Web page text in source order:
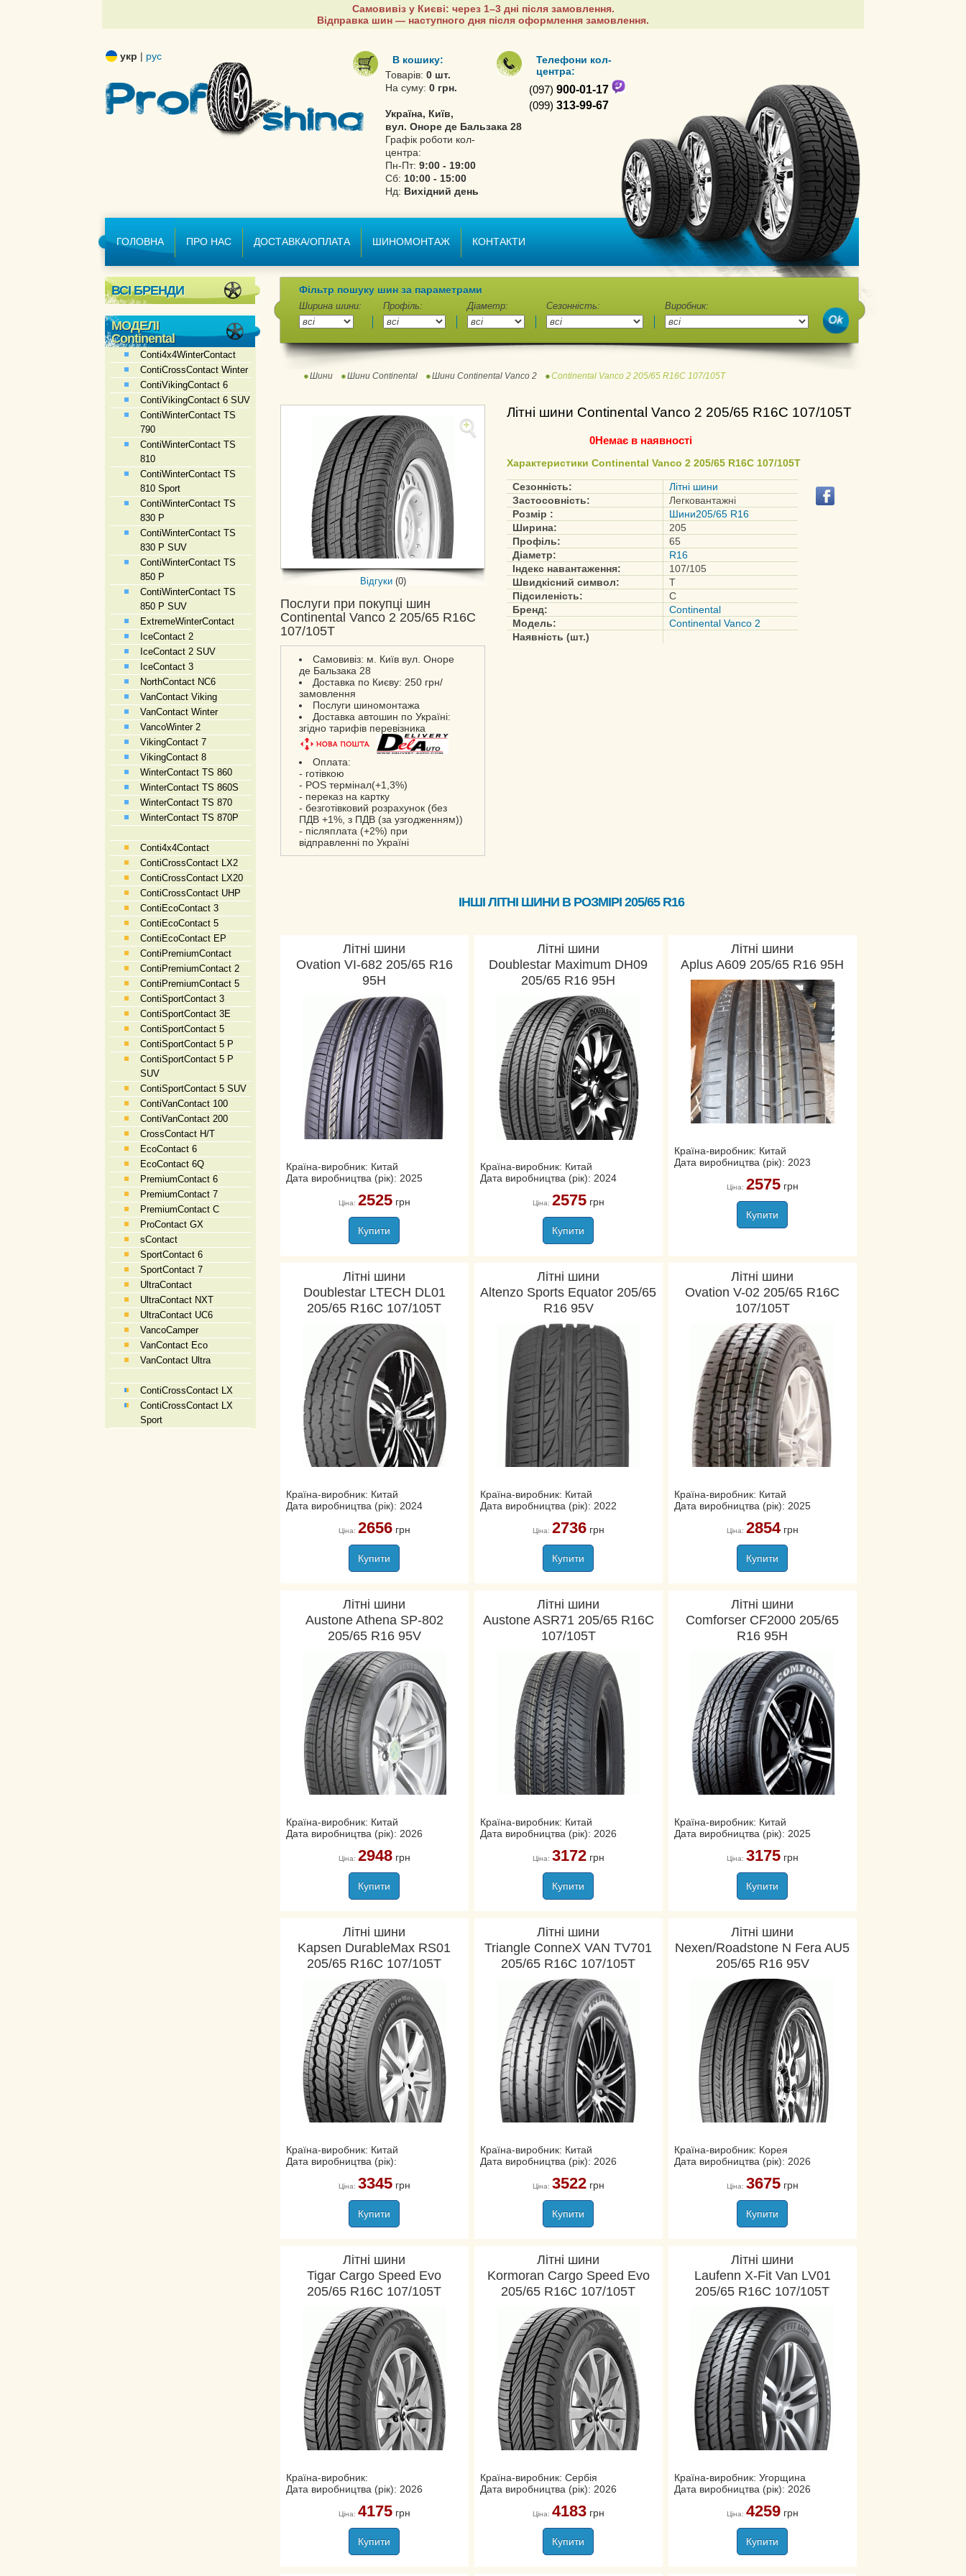
Самовивіз у Києві: через 1–3 дні після замовлення.
Відправка шин — наступного дня після оформлення замовлення.
укр | рус
В кошику:
Товарів: 0 шт.
На суму: 0 грн.
Україна, Київ,
вул. Оноре де Бальзака 28
Графік роботи кол-
центра:
Пн-Пт: 9:00 - 19:00
Сб: 10:00 - 15:00
Нд: Вихідний день
Телефони кол-
центра:
(097) 900-01-17
(099) 313-99-67
ГОЛОВНА ПРО НАС ДОСТАВКА/ОПЛАТА ШИНОМОНТАЖ КОНТАКТИ
ВСІ БРЕНДИ
МОДЕЛІ
Continental
Conti4x4WinterContact
ContiCrossContact Winter
ContiVikingContact 6
ContiVikingContact 6 SUV
ContiWinterContact TS
790
ContiWinterContact TS
810
ContiWinterContact TS
810 Sport
ContiWinterContact TS
830 P
ContiWinterContact TS
830 P SUV
ContiWinterContact TS
850 P
ContiWinterContact TS
850 P SUV
ExtremeWinterContact
IceContact 2
IceContact 2 SUV
IceContact 3
NorthContact NC6
VanContact Viking
VanContact Winter
VancoWinter 2
VikingContact 7
VikingContact 8
WinterContact TS 860
WinterContact TS 860S
WinterContact TS 870
WinterContact TS 870P
Conti4x4Contact
ContiCrossContact LX2
ContiCrossContact LX20
ContiCrossContact UHP
ContiEcoContact 3
ContiEcoContact 5
ContiEcoContact EP
ContiPremiumContact
ContiPremiumContact 2
ContiPremiumContact 5
ContiSportContact 3
ContiSportContact 3E
ContiSportContact 5
ContiSportContact 5 P
ContiSportContact 5 P
SUV
ContiSportContact 5 SUV
ContiVanContact 100
ContiVanContact 200
CrossContact H/T
EcoContact 6
EcoContact 6Q
PremiumContact 6
PremiumContact 7
PremiumContact C
ProContact GX
sContact
SportContact 6
SportContact 7
UltraContact
UltraContact NXT
UltraContact UC6
VancoCamper
VanContact Eco
VanContact Ultra
ContiCrossContact LX
ContiCrossContact LX
Sport
Фільтр пошуку шин за параметрами
Ширина шини: Профіль: Діаметр: Сезонність: Виробник:
Шини Шини Continental Шини Continental Vanco 2 Continental Vanco 2 205/65 R16C 107/105T
Відгуки(0)
Послуги при покупці шин
Continental Vanco 2 205/65 R16C
107/105T
Самовивіз: м. Київ вул. Оноре
де Бальзака 28
Доставка по Києву: 250 грн/
замовлення
Послуги шиномонтажа
Доставка автошин по Україні:
згідно тарифів перевізника
Оплата:
- готівкою
- POS термінал(+1,3%)
- переказ на картку
- безготівковий розрахунок (без
ПДВ +1%, з ПДВ (за узгодженням))
- післяплата (+2%) при
відправленні по Україні
Літні шини Continental Vanco 2 205/65 R16C 107/105T
0Немає в наявності
Характеристики Continental Vanco 2 205/65 R16C 107/105T
Сезонність:
Літні шини
Застосовність:
Легковантажні
Розмір :
Шини205/65 R16
Ширина:
205
Профіль:
65
Діаметр:
R16
Індекс навантаження:
107/105
Швидкісний символ:
T
Підсиленість:
C
Бренд:
Continental
Модель:
Continental Vanco 2
Наявність (шт.)
ІНШІ ЛІТНІ ШИНИ В РОЗМІРІ 205/65 R16
Літні шини
Ovation VI-682 205/65 R16
95H
Країна-виробник: Китай
Дата виробництва (рік): 2025
Ціна: 2525грн
Купити
Літні шини
Doublestar Maximum DH09
205/65 R16 95H
Країна-виробник: Китай
Дата виробництва (рік): 2024
Ціна: 2575грн
Купити
Літні шини
Aplus A609 205/65 R16 95H
Країна-виробник: Китай
Дата виробництва (рік): 2023
Ціна: 2575грн
Купити
Літні шини
Doublestar LTECH DL01
205/65 R16C 107/105T
Країна-виробник: Китай
Дата виробництва (рік): 2024
Ціна: 2656грн
Купити
Літні шини
Altenzo Sports Equator 205/65
R16 95V
Країна-виробник: Китай
Дата виробництва (рік): 2022
Ціна: 2736грн
Купити
Літні шини
Ovation V-02 205/65 R16C
107/105T
Країна-виробник: Китай
Дата виробництва (рік): 2025
Ціна: 2854грн
Купити
Літні шини
Austone Athena SP-802
205/65 R16 95V
Країна-виробник: Китай
Дата виробництва (рік): 2026
Ціна: 2948грн
Купити
Літні шини
Austone ASR71 205/65 R16C
107/105T
Країна-виробник: Китай
Дата виробництва (рік): 2026
Ціна: 3172грн
Купити
Літні шини
Comforser CF2000 205/65
R16 95H
Країна-виробник: Китай
Дата виробництва (рік): 2025
Ціна: 3175грн
Купити
Літні шини
Kapsen DurableMax RS01
205/65 R16C 107/105T
Країна-виробник: Китай
Дата виробництва (рік):
Ціна: 3345грн
Купити
Літні шини
Triangle ConneX VAN TV701
205/65 R16C 107/105T
Країна-виробник: Китай
Дата виробництва (рік): 2026
Ціна: 3522грн
Купити
Літні шини
Nexen/Roadstone N Fera AU5
205/65 R16 95V
Країна-виробник: Корея
Дата виробництва (рік): 2026
Ціна: 3675грн
Купити
Літні шини
Tigar Cargo Speed Evo
205/65 R16C 107/105T
Країна-виробник:
Дата виробництва (рік): 2026
Ціна: 4175грн
Купити
Літні шини
Kormoran Cargo Speed Evo
205/65 R16C 107/105T
Країна-виробник: Сербія
Дата виробництва (рік): 2026
Ціна: 4183грн
Купити
Літні шини
Laufenn X-Fit Van LV01
205/65 R16C 107/105T
Країна-виробник: Угорщина
Дата виробництва (рік): 2026
Ціна: 4259грн
Купити